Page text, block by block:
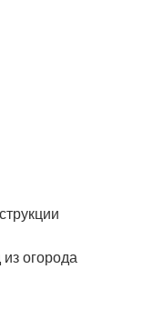
огорода